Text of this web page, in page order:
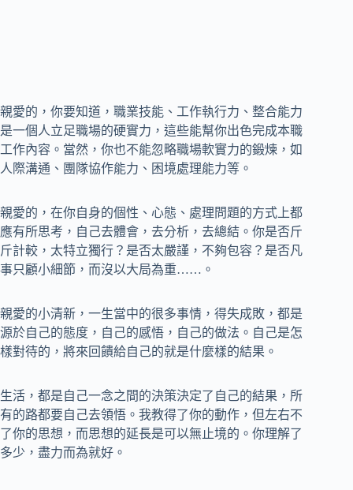
親愛的，你要知道，職業技能、工作執行力、整合能力
是一個人立足職場的硬實力，這些能幫你出色完成本職
工作內容。當然，你也不能忽略職場軟實力的鍛煉，如
人際溝通、團隊協作能力、困境處理能力等。
親愛的，在你自身的個性、心態、處理問題的方式上都
應有所思考，自己去體會，去分析，去總結。你是否斤
斤計較，太特立獨行？是否太嚴謹，不夠包容？是否凡
事只顧小細節，而沒以大局為重……。
親愛的小清新，一生當中的很多事情，得失成敗，都是
源於自己的態度，自己的感悟，自己的做法。自己是怎
樣對待的，將來回饋給自己的就是什麼樣的結果。
生活，都是自己一念之間的決策決定了自己的結果，所
有的路都要自己去領悟。我教得了你的動作，但左右不
了你的思想，而思想的延長是可以無止境的。你理解了
多少，盡力而為就好。